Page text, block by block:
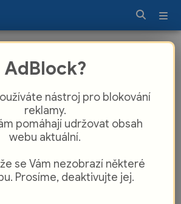
dálniční známky
AdBlock?
nástroj pro blokování
reklamy.
pomáhají udržovat obsah
webu aktuální.
se Vám nezobrazí některé
Prosíme, deaktivujte jej.